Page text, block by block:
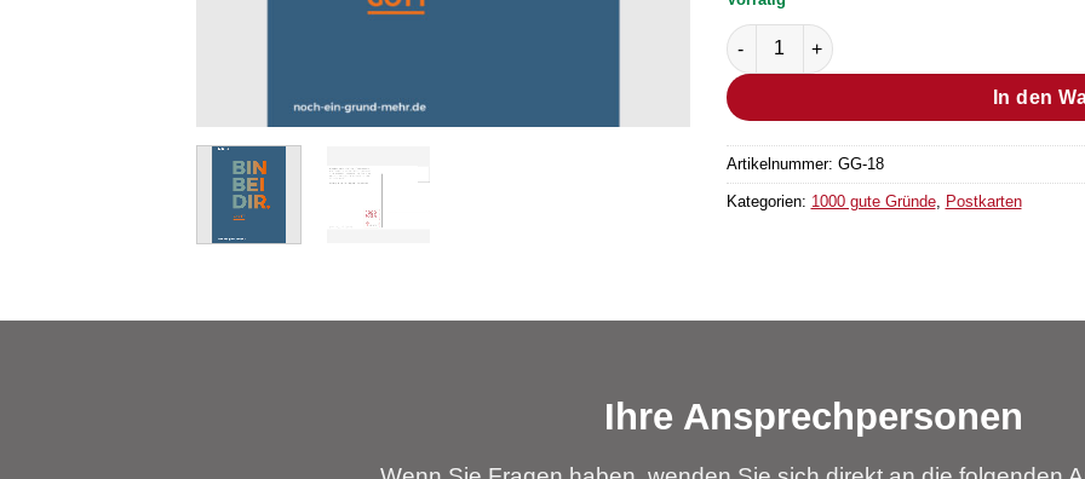
Postkarte Grund Nr. 3 (25 Stück) Menge
In den
Artikelnummer: GG-18
Kategorien: 1000 gute Gründe, Postkarten
Ihre Ansprechpersonen